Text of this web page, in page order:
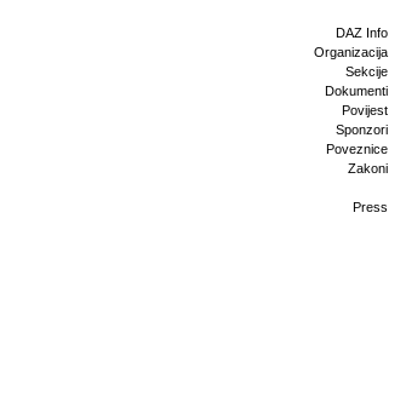
DAZ Info
Organizacija
Sekcije
Dokumenti
Povijest
Sponzori
Poveznice
Zakoni
Press